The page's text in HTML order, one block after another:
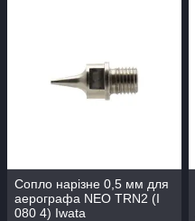
Сопло нарізне 0,5 мм для
аерографа NEO TRN2 (I
080 4) Iwata